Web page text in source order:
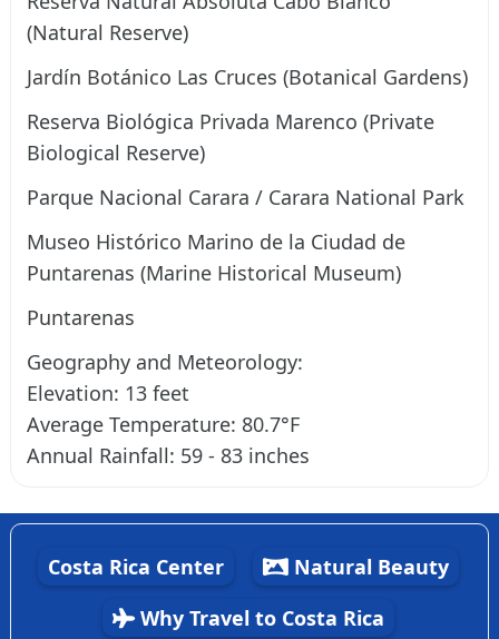
(Natural Reserve)
Jardín Botánico Las Cruces (Botanical Gardens)
Reserva Biológica Privada Marenco (Private
Biological Reserve)
Parque Nacional Carara / Carara National Park
Museo Histórico Marino de la Ciudad de
Puntarenas (Marine Historical Museum)
Puntarenas
Geography and Meteorology:
Elevation: 13 feet
Average Temperature: 80.7°F
Annual Rainfall: 59 - 83 inches
Costa Rica Center
Natural Beauty
Why Travel to Costa Rica